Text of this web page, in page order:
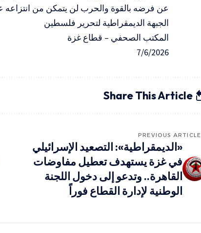
عن فرضه بالقوة والحرب لن يتمكن من انتزاعه
الجبهة الديمقراطية لتحرير فلسطين
المكتب الصحفي – قطاع غزة
7/6/2026
Share This Article
PREVIOUS ARTICLE
«الديمقراطية»: التصعيد الإسرائيلي
في غزة يستهدف تعطيل مفاوضات
القاهرة.. وتدعو إلى دخول اللجنة
الوطنية لإدارة القطاع فوراً